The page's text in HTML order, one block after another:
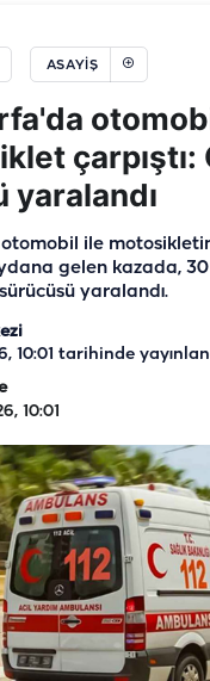
ASAYIŞ
çarpıştı:
yaralandı
ile
gelen kazada, 30
yaralandı.
10:01 tarihinde
10:01